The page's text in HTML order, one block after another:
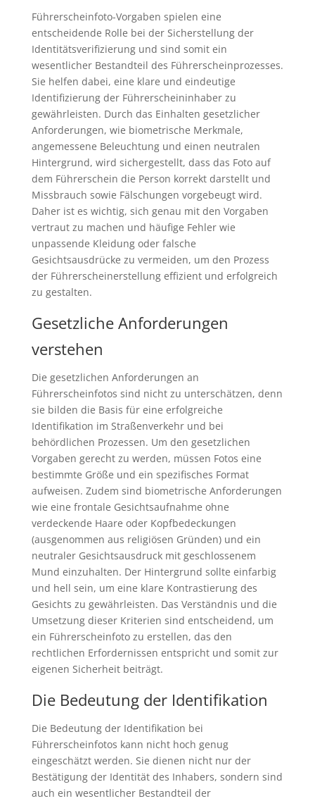
Führerscheinfoto-Vorgaben spielen eine
entscheidende Rolle bei der Sicherstellung der
Identitätsverifizierung und sind somit ein
wesentlicher Bestandteil des Führerscheinprozesses.
Sie helfen dabei, eine klare und eindeutige
Identifizierung der Führerscheininhaber zu
gewährleisten. Durch das Einhalten gesetzlicher
Anforderungen, wie biometrische Merkmale,
angemessene Beleuchtung und einen neutralen
Hintergrund, wird sichergestellt, dass das Foto auf
dem Führerschein die Person korrekt darstellt und
Missbrauch sowie Fälschungen vorgebeugt wird.
Daher ist es wichtig, sich genau mit den Vorgaben
vertraut zu machen und häufige Fehler wie
unpassende Kleidung oder falsche
Gesichtsausdrücke zu vermeiden, um den Prozess
der Führerscheinerstellung effizient und erfolgreich
zu gestalten.
Gesetzliche Anforderungen
verstehen
Die gesetzlichen Anforderungen an
Führerscheinfotos sind nicht zu unterschätzen, denn
sie bilden die Basis für eine erfolgreiche
Identifikation im Straßenverkehr und bei
behördlichen Prozessen. Um den gesetzlichen
Vorgaben gerecht zu werden, müssen Fotos eine
bestimmte Größe und ein spezifisches Format
aufweisen. Zudem sind biometrische Anforderungen
wie eine frontale Gesichtsaufnahme ohne
verdeckende Haare oder Kopfbedeckungen
(ausgenommen aus religiösen Gründen) und ein
neutraler Gesichtsausdruck mit geschlossenem
Mund einzuhalten. Der Hintergrund sollte einfarbig
und hell sein, um eine klare Kontrastierung des
Gesichts zu gewährleisten. Das Verständnis und die
Umsetzung dieser Kriterien sind entscheidend, um
ein Führerscheinfoto zu erstellen, das den
rechtlichen Erfordernissen entspricht und somit zur
eigenen Sicherheit beiträgt.
Die Bedeutung der Identifikation
Die Bedeutung der Identifikation bei
Führerscheinfotos kann nicht hoch genug
eingeschätzt werden. Sie dienen nicht nur der
Bestätigung der Identität des Inhabers, sondern sind
auch ein wesentlicher Bestandteil der